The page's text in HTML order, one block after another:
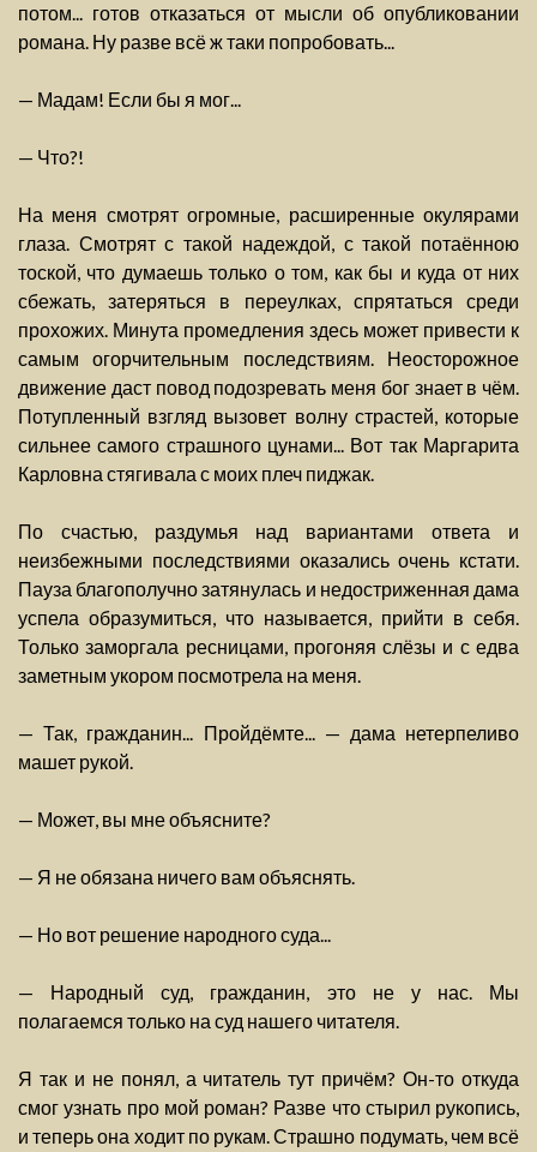
потом... готов отказаться от мысли об опубликовании
романа. Ну разве всё ж таки попробовать...
— Мадам! Если бы я мог...
— Что?!
На меня смотрят огромные, расширенные окулярами
глаза. Смотрят с такой надеждой, с такой потаённою
тоской, что думаешь только о том, как бы и куда от них
сбежать, затеряться в переулках, спрятаться среди
прохожих. Минута промедления здесь может привести к
самым огорчительным последствиям. Неосторожное
движение даст повод подозревать меня бог знает в чём.
Потупленный взгляд вызовет волну страстей, которые
сильнее самого страшного цунами... Вот так Маргарита
Карловна стягивала с моих плеч пиджак.
По счастью, раздумья над вариантами ответа и
неизбежными последствиями оказались очень кстати.
Пауза благополучно затянулась и недостриженная дама
успела образумиться, что называется, прийти в себя.
Только заморгала ресницами, прогоняя слёзы и с едва
заметным укором посмотрела на меня.
— Так, гражданин... Пройдёмте... — дама нетерпеливо
машет рукой.
— Может, вы мне объясните?
— Я не обязана ничего вам объяснять.
— Но вот решение народного суда...
— Народный суд, гражданин, это не у нас. Мы
полагаемся только на суд нашего читателя.
Я так и не понял, а читатель тут причём? Он-то откуда
смог узнать про мой роман? Разве что стырил рукопись,
и теперь она ходит по рукам. Страшно подумать, чем всё